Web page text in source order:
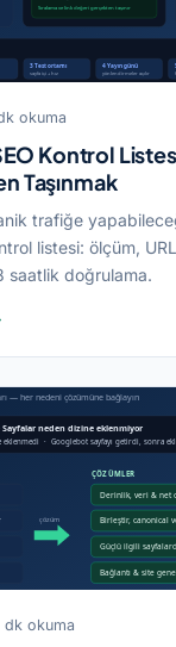
okuma
Kontrol
Taşınmak
trafiğe
listesi: ölçüm,
saatlik doğrulama.
dk okuma